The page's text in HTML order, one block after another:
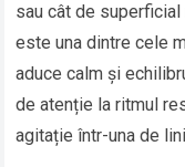
sau cât de
este una dintre cele
aduce calm și
de atenție la ritmul
agitație într-una de